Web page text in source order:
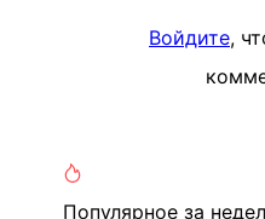
Войдите,
Популярное за